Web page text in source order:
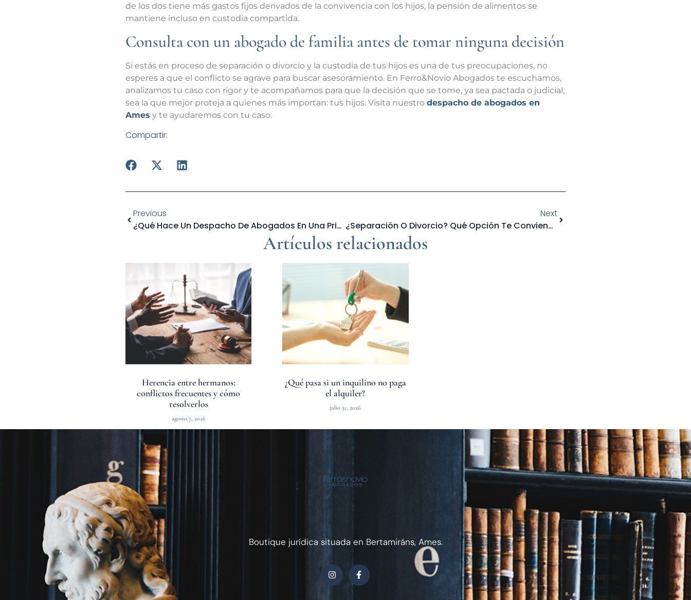
de los dos tiene más gastos fijos derivados de la convivencia con los hijos, la pensión de alimentos se
mantiene incluso en custodia compartida.
Consulta con un abogado de familia antes de tomar ninguna decisión
Si estás en proceso de separación o divorcio y la custodia de tus hijos es una de tus preocupaciones, no
esperes a que el conflicto se agrave para buscar asesoramiento. En Ferro&Novio Abogados te escuchamos,
analizamos tu caso con rigor y te acompañamos para que la decisión que se tome, ya sea pactada o judicial,
sea la que mejor proteja a quienes más importan: tus hijos. Visita nuestro despacho de abogados en
Ames y te ayudaremos con tu caso.
Compartir:
Previous
¿Qué Hace Un Despacho De Abogados En Una Primera Consulta?
Next
¿Separación O Divorcio? Qué Opción Te Conviene Más
Artículos relacionados
Herencia entre hermanos:
conflictos frecuentes y cómo
resolverlos
agosto 7, 2026
¿Qué pasa si un inquilino no paga
el alquiler?
julio 31, 2026
Boutique jurídica situada en Bertamiráns, Ames.